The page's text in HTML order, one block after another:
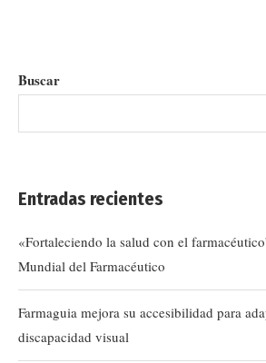
Buscar
Entradas recientes
«Fortaleciendo la salud con el
Mundial del Farmacéutico
Farmaguia mejora su accesibilidad para
discapacidad visual